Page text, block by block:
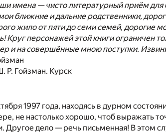
имена — чисто литературный приём для
ближние и дальние родственники,
жило от пяти до семи семей, дорогие
Круг персонажей этой книги ограничен
и на совершённые мною поступки.
Р. Гойзман. Курск
1997 года, находясь в дурном
не настолько хорошо, чтоб выражать
Другое дело — речь письменная! В этом